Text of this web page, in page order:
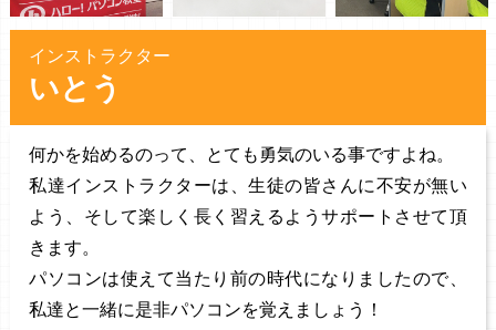
インストラクター
いとう
何かを始めるのって、とても勇気のいる事ですよね。
私達インストラクターは、生徒の皆さんに不安が無い
よう、そして楽しく長く習えるようサポートさせて頂
きます。
パソコンは使えて当たり前の時代になりましたので、
私達と一緒に是非パソコンを覚えましょう！